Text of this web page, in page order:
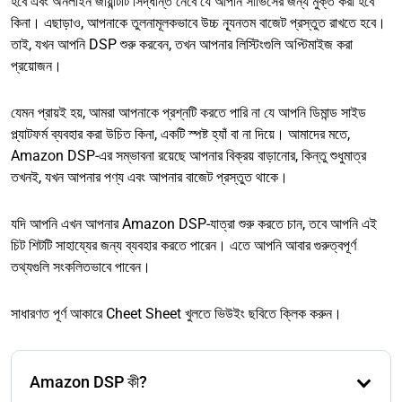
কিনা। এছাড়াও, আপনাকে তুলনামূলকভাবে উচ্চ ন্যূনতম বাজেট প্রস্তুত রাখতে হবে।
তাই, যখন আপনি DSP শুরু করবেন, তখন আপনার লিস্টিংগুলি অপ্টিমাইজ করা
প্রয়োজন।
যেমন প্রায়ই হয়, আমরা আপনাকে প্রশ্নটি করতে পারি না যে আপনি ডিমান্ড সাইড
প্ল্যাটফর্ম ব্যবহার করা উচিত কিনা, একটি স্পষ্ট হ্যাঁ বা না দিয়ে। আমাদের মতে,
Amazon DSP-এর সম্ভাবনা রয়েছে আপনার বিক্রয় বাড়ানোর, কিন্তু শুধুমাত্র
তখনই, যখন আপনার পণ্য এবং আপনার বাজেট প্রস্তুত থাকে।
যদি আপনি এখন আপনার Amazon DSP-যাত্রা শুরু করতে চান, তবে আপনি এই
চিট শিটটি সাহায্যের জন্য ব্যবহার করতে পারেন। এতে আপনি আবার গুরুত্বপূর্ণ
তথ্যগুলি সংকলিতভাবে পাবেন।
সাধারণত পূর্ণ আকারে Cheet Sheet খুলতে ভিউইং ছবিতে ক্লিক করুন।
Amazon DSP কী?